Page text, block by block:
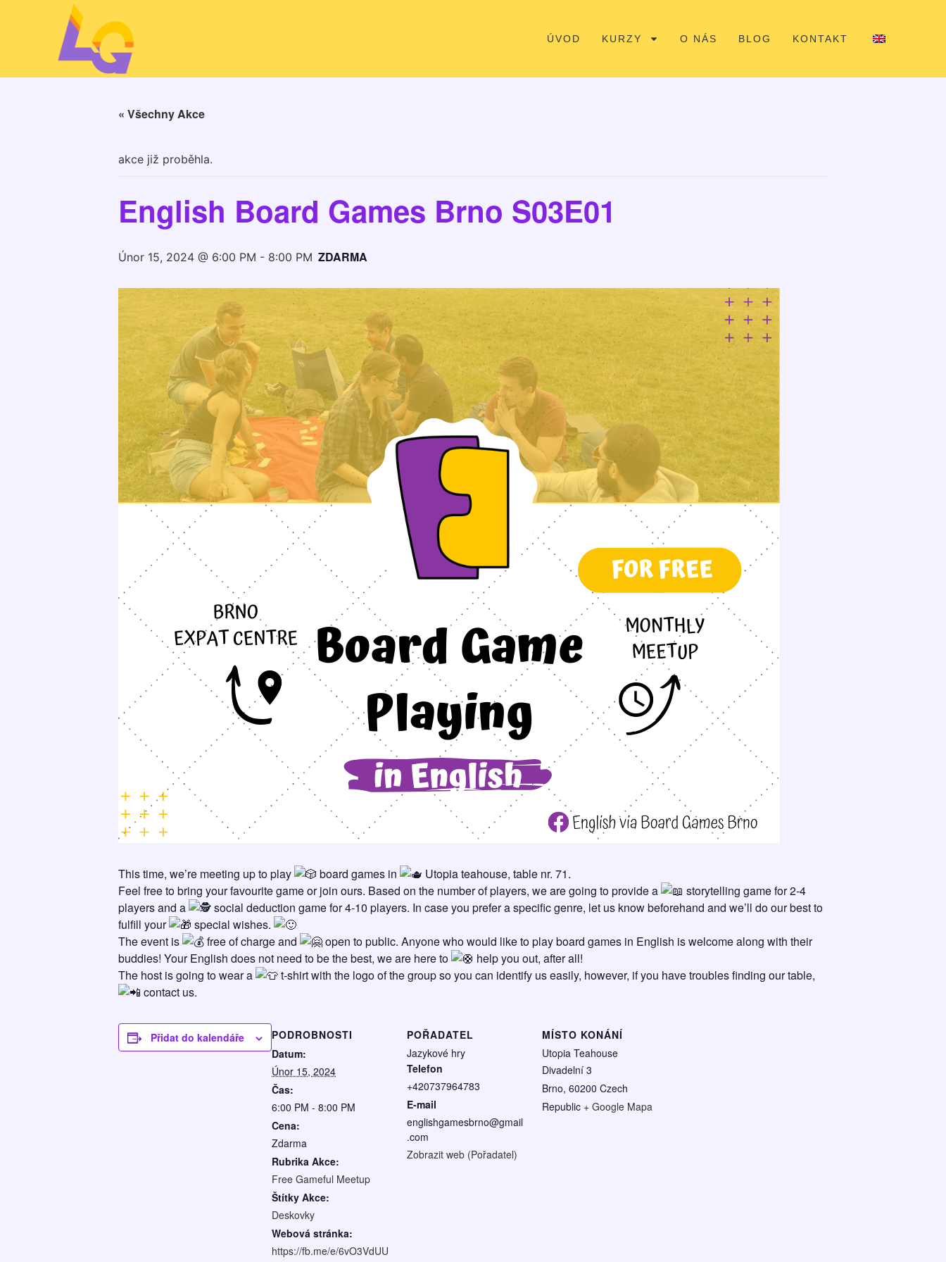
ÚVOD KURZY O NÁS BLOG KONTAKT
« Všechny Akce
akce již proběhla.
English Board Games Brno S03E01
Únor 15, 2024 @ 6:00 PM - 8:00 PM ZDARMA
This time, we’re meeting up to play board games in
Utopia teahouse, table nr. 71.
Feel free to bring your favourite game or join ours. Based on the number of players, we are going to provide a
storytelling game for 2-4
players and a
social deduction game for 4-10 players. In case you prefer a specific genre, let us know beforehand and we’ll do our best to
fulfill your
special wishes.
The event is
free of charge and
open to public. Anyone who would like to play board games in English is welcome along with their
buddies! Your English does not need to be the best, we are here to
help you out, after all!
The host is going to wear a
t-shirt with the logo of the group so you can identify us easily, however, if you have troubles finding our table,
contact us.
Přidat do kalendáře
PODROBNOSTI
Datum:
Únor 15, 2024
Čas:
6:00 PM - 8:00 PM
Cena:
Zdarma
Rubrika Akce:
Free Gameful Meetup
Štítky Akce:
Deskovky
Webová stránka:
https://fb.me/e/6vO3VdUU
POŘADATEL
Jazykové hry
Telefon
+420737964783
E-mail
englishgamesbrno@gmail
.com
Zobrazit web (Pořadatel)
MÍSTO KONÁNÍ
Utopia Teahouse
Divadelní 3
Brno, 60200 Czech
Republic + Google Mapa